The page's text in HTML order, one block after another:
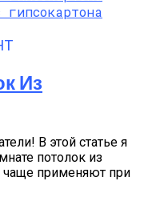
Из
В этой статье я
потолок из
чаще применяют при